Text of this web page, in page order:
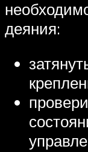
деяния: